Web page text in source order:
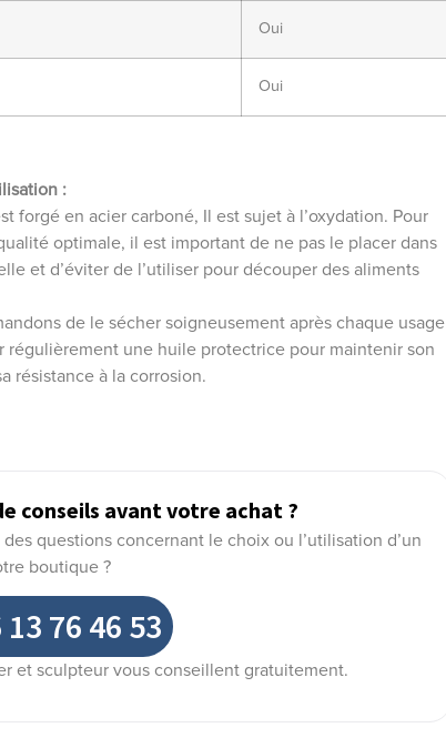
Oui
Oui
:
forgé en acier carboné, Il est sujet à l’oxydation. Pour
optimale, il est important de ne pas le placer dans
et d’éviter de l’utiliser pour découper des aliments
de le sécher soigneusement après chaque usage
régulièrement une huile protectrice pour maintenir son
résistance à la corrosion.
conseils avant votre achat ?
des questions concernant le choix ou l’utilisation d’un
boutique ?
13 76 46 53
et sculpteur vous conseillent gratuitement.